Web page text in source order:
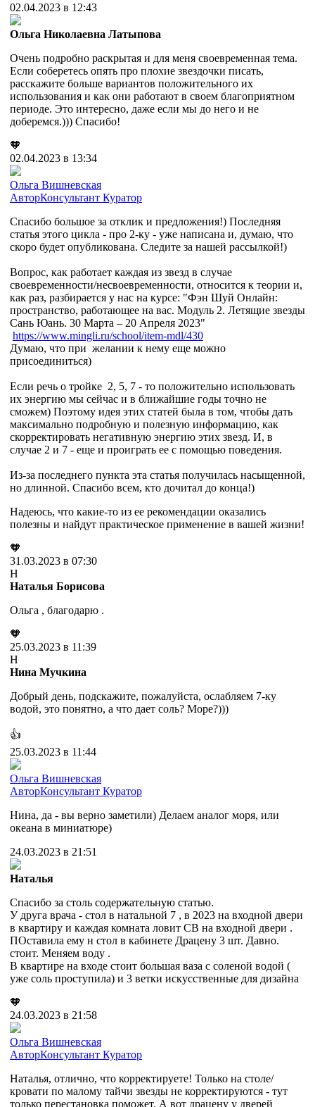
02.04.2023 в 12:43
Ольга Николаевна Латыпова
Очень подробно раскрытая и для меня своевременная тема.
Если соберетесь опять про плохие звездочки писать,
расскажите больше вариантов положительного их
использования и как они работают в своем благоприятном
периоде. Это интересно, даже если мы до него и не
доберемся.))) Спасибо!
🧡
02.04.2023 в 13:34
Ольга Вишневская
АвторКонсультант Куратор
Спасибо большое за отклик и предложения!) Последняя
статья этого цикла - про 2-ку - уже написана и, думаю, что
скоро будет опубликована. Следите за нашей рассылкой!)
Вопрос, как работает каждая из звезд в случае
своевременности/несвоевременности, относится к теории и,
как раз, разбирается у нас на курсе: "Фэн Шуй Онлайн:
пространство, работающее на вас. Модуль 2. Летящие звезды
Сань Юань. 30 Марта – 20 Апреля 2023"
https://www.mingli.ru/school/item-mdl/430
Думаю, что при желании к нему еще можно
присоединиться)
Если речь о тройке 2, 5, 7 - то положительно использовать
их энергию мы сейчас и в ближайшие годы точно не
сможем) Поэтому идея этих статей была в том, чтобы дать
максимально подробную и полезную информацию, как
скорректировать негативную энергию этих звезд. И, в
случае 2 и 7 - еще и проиграть ее с помощью поведения.
Из-за последнего пункта эта статья получилась насыщенной,
но длинной. Спасибо всем, кто дочитал до конца!)
Надеюсь, что какие-то из ее рекомендации оказались
полезны и найдут практическое применение в вашей жизни!
🧡
31.03.2023 в 07:30
Н
Наталья Борисова
Ольга , благодарю .
🧡
25.03.2023 в 11:39
Н
Нина Мучкина
Добрый день, подскажите, пожалуйста, ослабляем 7-ку
водой, это понятно, а что дает соль? Море?)))
👍
25.03.2023 в 11:44
Ольга Вишневская
АвторКонсультант Куратор
Нина, да - вы верно заметили) Делаем аналог моря, или
океана в миниатюре)
24.03.2023 в 21:51
Наталья
Спасибо за столь содержательную статью.
У друга врача - стол в натальной 7 , в 2023 на входной двери
в квартиру и каждая комната ловит СВ на входной двери .
ПОставила ему н стол в кабинете Драцену 3 шт. Давно.
стоит. Меняем воду .
В квартире на входе стоит большая ваза с соленой водой (
уже соль проступила) и 3 ветки искусственные для дизайна
🧡
24.03.2023 в 21:58
Ольга Вишневская
АвторКонсультант Куратор
Наталья, отлично, что корректируете! Только на столе/
кровати по малому тайчи звезды не корректируются - тут
только перестановка поможет. А вот драцену у дверей